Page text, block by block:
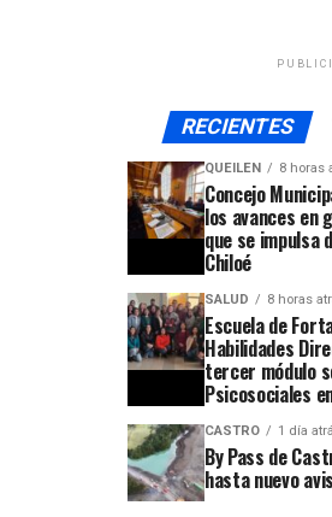
RECIENTES
QUEILEN 8 horas
Concejo
los avances
que se impulsa
Chiloé
SALUD 8 horas
Escuela de
Habilidades
tercer módulo
Psicosociales
CASTRO 1 día
By Pass de
hasta nuevo